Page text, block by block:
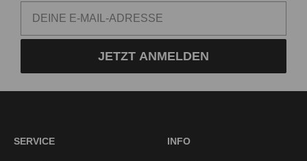
JETZT ANMELDEN
SERVICE INFO